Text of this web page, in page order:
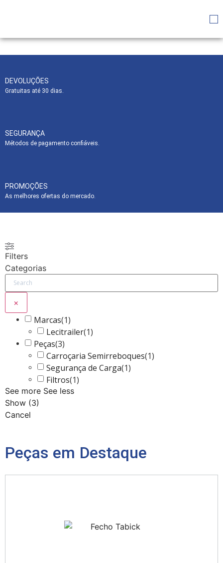
DEVOLUÇÕES
Gratuitas até 30 dias.
SEGURANÇA
Métodos de pagamento confiáveis.
PROMOÇÕES
As melhores ofertas do mercado.
Filters
Categorias
×
Marcas(1)
Lecitrailer(1)
Peças(3)
Carroçaria Semirreboques(1)
Segurança de Carga(1)
Filtros(1)
See more See less
Show (3)
Cancel
Peças em Destaque